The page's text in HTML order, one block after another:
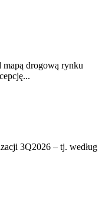
mapą drogową rynku
3Q2026 – tj. według